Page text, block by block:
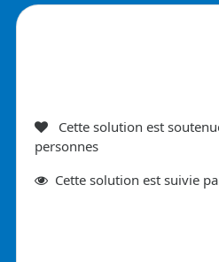
Cette solution est
personnes
Cette solution est suivie